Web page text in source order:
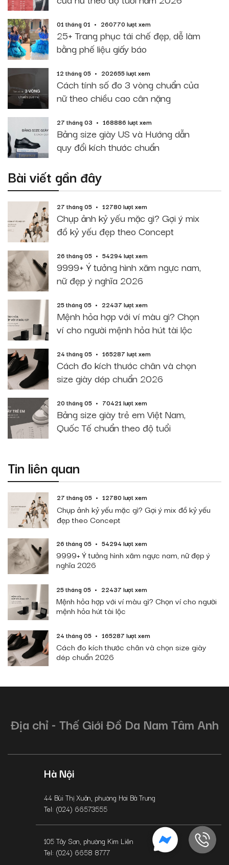
01 tháng 01 260770 lượt xem
25+ Trang phục tái chế đẹp, dễ làm
bằng phế liệu giấy báo
12 tháng 05 202655 lượt xem
Cách tính số đo 3 vòng chuẩn của
nữ theo chiều cao cân nặng
27 tháng 03 168886 lượt xem
Bảng size giày US và Hướng dẫn
quy đổi kích thước chuẩn
Bài viết gần đây
27 tháng 05 12780 lượt xem
Chụp ảnh kỷ yếu mặc gì? Gợi ý mix
đồ kỷ yếu đẹp theo Concept
26 tháng 05 54294 lượt xem
9999+ Ý tưởng hình xăm ngực nam,
nữ đẹp ý nghĩa 2026
25 tháng 05 22437 lượt xem
Mệnh hỏa hợp với ví màu gì? Chọn
ví cho người mệnh hỏa hút tài lộc
24 tháng 05 165287 lượt xem
Cách đo kích thước chân và chọn
size giày dép chuẩn 2026
20 tháng 05 70421 lượt xem
Bảng size giày trẻ em Việt Nam,
Quốc Tế chuẩn theo độ tuổi
Tin liên quan
27 tháng 05 12780 lượt xem
Chụp ảnh kỷ yếu mặc gì? Gợi ý mix đồ kỷ yếu
đẹp theo Concept
26 tháng 05 54294 lượt xem
9999+ Ý tưởng hình xăm ngực nam, nữ đẹp ý
nghĩa 2026
25 tháng 05 22437 lượt xem
Mệnh hỏa hợp với ví màu gì? Chọn ví cho người
mệnh hỏa hút tài lộc
24 tháng 05 165287 lượt xem
Cách đo kích thước chân và chọn size giày
dép chuẩn 2026
Địa chỉ - Thế Giới Đồ Da Nam Tâm Anh
Hà Nội
44 Bùi Thị Xuân, phường Hai Bà Trưng
Tel: (024) 66573555
105 Tây Sơn, phường Kim Liên
Tel: (024) 6658 8777